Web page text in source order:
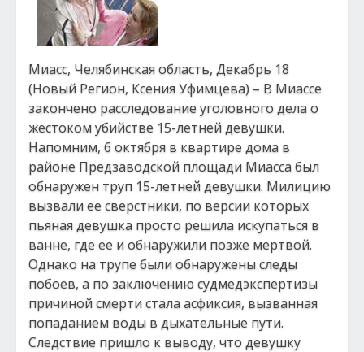
Миасс, Челябинская область, Декабрь 18
(Новый Регион, Ксения Уфимцева) – В Миассе
закончено расследование уголовного дела о
жестоком убийстве 15-летней девушки.
Напомним, 6 октября в квартире дома в
районе Предзаводской площади Миасса был
обнаружен труп 15-летней девушки. Милицию
вызвали ее сверстники, по версии которых
пьяная девушка просто решила искупаться в
ванне, где ее и обнаружили позже мертвой.
Однако на трупе были обнаружены следы
побоев, а по заключению судмедэкспертизы
причиной смерти стала асфиксия, вызванная
попаданием воды в дыхательные пути.
Следствие пришло к выводу, что девушку